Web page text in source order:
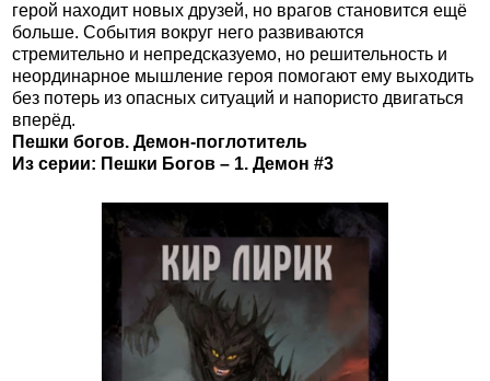
герой находит новых друзей, но врагов становится ещё
больше. События вокруг него развиваются
стремительно и непредсказуемо, но решительность и
неординарное мышление героя помогают ему выходить
без потерь из опасных ситуаций и напористо двигаться
вперёд.
Пешки богов. Демон-поглотитель
Из серии: Пешки Богов – 1. Демон #3